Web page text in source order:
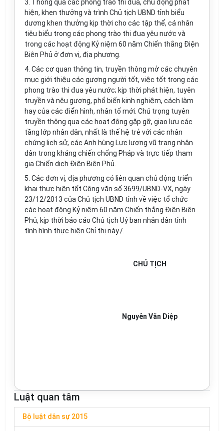
3. Thông qua các phong trào thi đua, chủ động phát
hiện, khen thưởng và trình Chủ tịch UBND tỉnh biểu
dương khen thưởng kịp thời cho các tập thể, cá nhân
tiêu biểu trong các phong trào thi đua yêu nước và
trong các hoạt động Kỷ niệm 60 năm Chiến thắng Điện
Biên Phủ ở đơn vị, địa phương.
4. Các cơ quan thông tin, truyền thông mở các chuyên
mục giới thiệu các gương người tốt, việc tốt trong các
phong trào thi đua yêu nước; kịp thời phát hiện, tuyên
truyền và nêu gương, phổ biến kinh nghiệm, cách làm
hay của các điển hình, nhân tố mới. Chú trọng tuyên
truyền thông qua các hoạt động gặp gỡ, giao lưu các
tầng lớp nhân dân, nhất là thế hệ trẻ với các nhân
chứng lịch sử, các Anh hùng Lực lượng vũ trang nhân
dân trong kháng chiến chống Pháp và trực tiếp tham
gia Chiến dịch Điện Biên Phủ.
5. Các đơn vị, địa phương có liên quan chủ động triển
khai thực hiện tốt Công văn số 3699/UBND-VX, ngày
23/12/2013 của Chủ tịch UBND tỉnh về việc tổ chức
các hoạt động Kỷ niệm 60 năm Chiến thắng Điện Biên
Phủ, kịp thời báo cáo Chủ tịch Uỷ ban nhân dân tỉnh
tình hình thực hiện Chỉ thị này./.
CHỦ TỊCH
Nguyễn Văn Diệp
Luật quan tâm
Bộ luật dân sự 2015